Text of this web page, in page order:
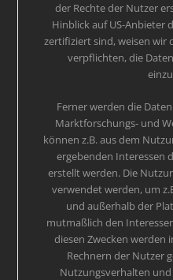
der Rechte der Nutzer
Hinblick auf US-Anbieter
zertifiziert sind, weisen wir
verpflichten, die
Ferner werden die
Marktforschungs- und
können z.B. aus dem
ergebenden Interessen
erstellt werden. Die
verwendet werden, um
und außerhalb der
mutmaßlich den
diesen Zwecken werden
Rechnern der Nutzer
Nutzungsverhalten